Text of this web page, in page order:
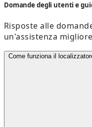
Domande degli utenti e
Risposte alle
un'assistenza migliore
Come funziona il